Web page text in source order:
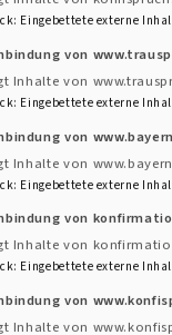
-
: Eingebettete externe
von
Inhalte von
: Eingebettete externe
von
Inhalte von
: Eingebettete externe
von
Inhalte von
: Eingebettete externe
von
Inhalte von